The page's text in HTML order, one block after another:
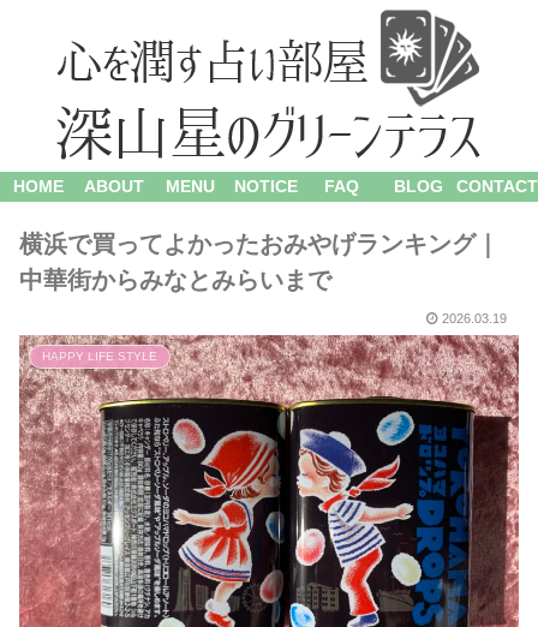
HOME ABOUT MENU NOTICE FAQ BLOG CONTACT
横浜で買ってよかったおみやげランキング｜
中華街からみなとみらいまで
2026.03.19
HAPPY LIFE STYLE